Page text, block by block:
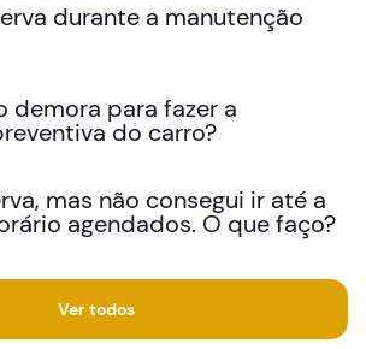
durante a manutenção
demora para fazer a
do carro?
mas não consegui ir até a
agendados. O que faço?
Ver todos